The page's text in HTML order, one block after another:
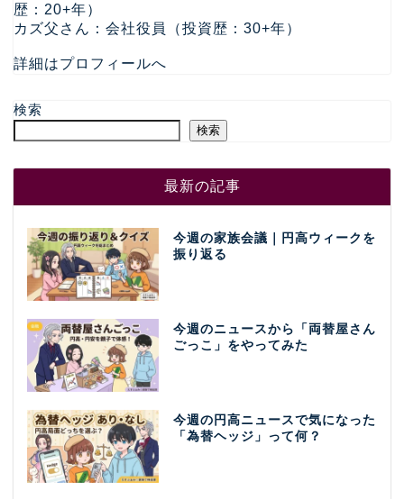
歴：20+年）
カズ父さん：会社役員（投資歴：30+年）
詳細はプロフィールへ
検索
検索
最新の記事
今週の家族会議｜円高ウィークを
振り返る
今週のニュースから「両替屋さん
ごっこ」をやってみた
今週の円高ニュースで気になった
「為替ヘッジ」って何？